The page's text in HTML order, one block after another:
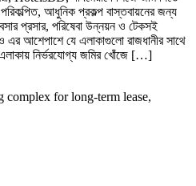
আধুনিক প্রকল্প বাস্তবায়নের জন্য
প্রসার, পরিষেবা উন্নয়ন ও টেকসই
আশেপাশে যে এলাকাগুলো রাজধানীর সাথে
নির্ভরযোগ্য জমির খোঁজে […]